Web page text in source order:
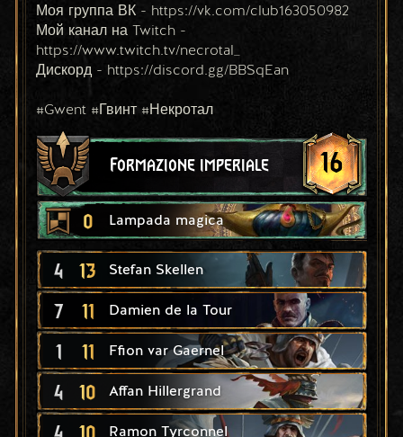
Formazione imperiale 16
0 Lampada magica
4 13 Stefan Skellen
7 11 Damien de la Tour
1 11 Ffion var Gaernel
4 10 Affan Hillergrand
4 10 Ramon Tyrconnel
Моя группа ВК - https://vk.com/club163050982
Мой канал на Twitch -
https://www.twitch.tv/necrotal_
Дискорд - https://discord.gg/BBSqEan
#Gwent #Гвинт #Некротал